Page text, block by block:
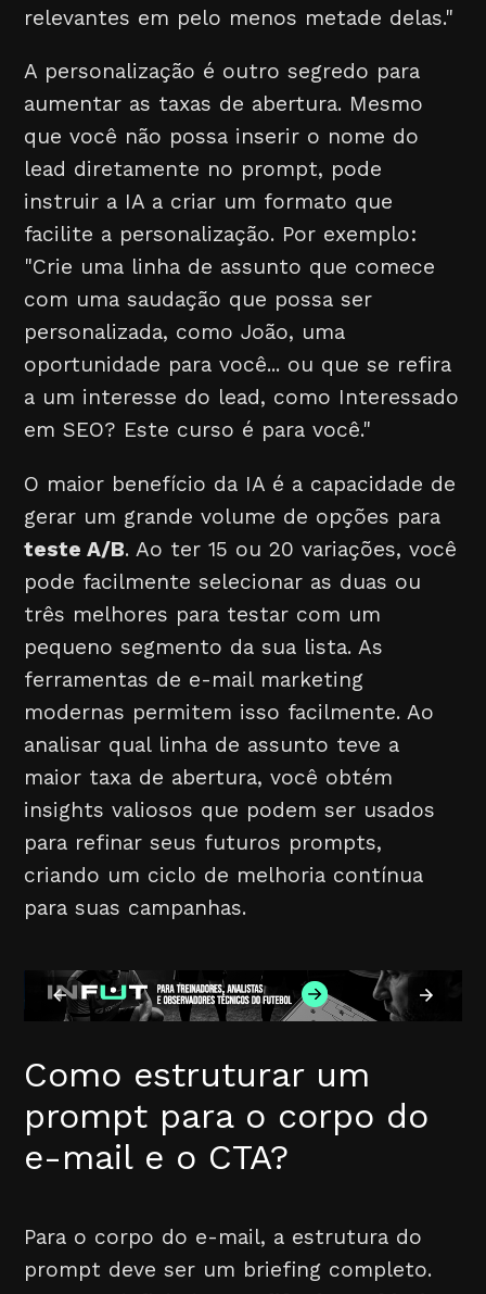
relevantes em pelo menos metade delas."
A personalização é outro segredo para
aumentar as taxas de abertura. Mesmo
que você não possa inserir o nome do
lead diretamente no prompt, pode
instruir a IA a criar um formato que
facilite a personalização. Por exemplo:
"Crie uma linha de assunto que comece
com uma saudação que possa ser
personalizada, como João, uma
oportunidade para você... ou que se refira
a um interesse do lead, como Interessado
em SEO? Este curso é para você."
O maior benefício da IA é a capacidade de
gerar um grande volume de opções para
teste A/B. Ao ter 15 ou 20 variações, você
pode facilmente selecionar as duas ou
três melhores para testar com um
pequeno segmento da sua lista. As
ferramentas de e-mail marketing
modernas permitem isso facilmente. Ao
analisar qual linha de assunto teve a
maior taxa de abertura, você obtém
insights valiosos que podem ser usados
para refinar seus futuros prompts,
criando um ciclo de melhoria contínua
para suas campanhas.
Como estruturar um
prompt para o corpo do
e-mail e o CTA?
Para o corpo do e-mail, a estrutura do
prompt deve ser um briefing completo.